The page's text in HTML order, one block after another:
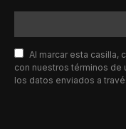
Al marcar esta casilla,
con nuestros términos de
los datos enviados a